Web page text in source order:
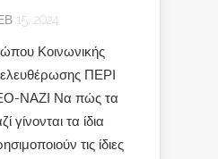
15, 2024
Κοινωνικής
ΠΕΡΙ
ΝΑΖΙ Να πώς τα
γίνονται τα ίδια
τις ίδιες